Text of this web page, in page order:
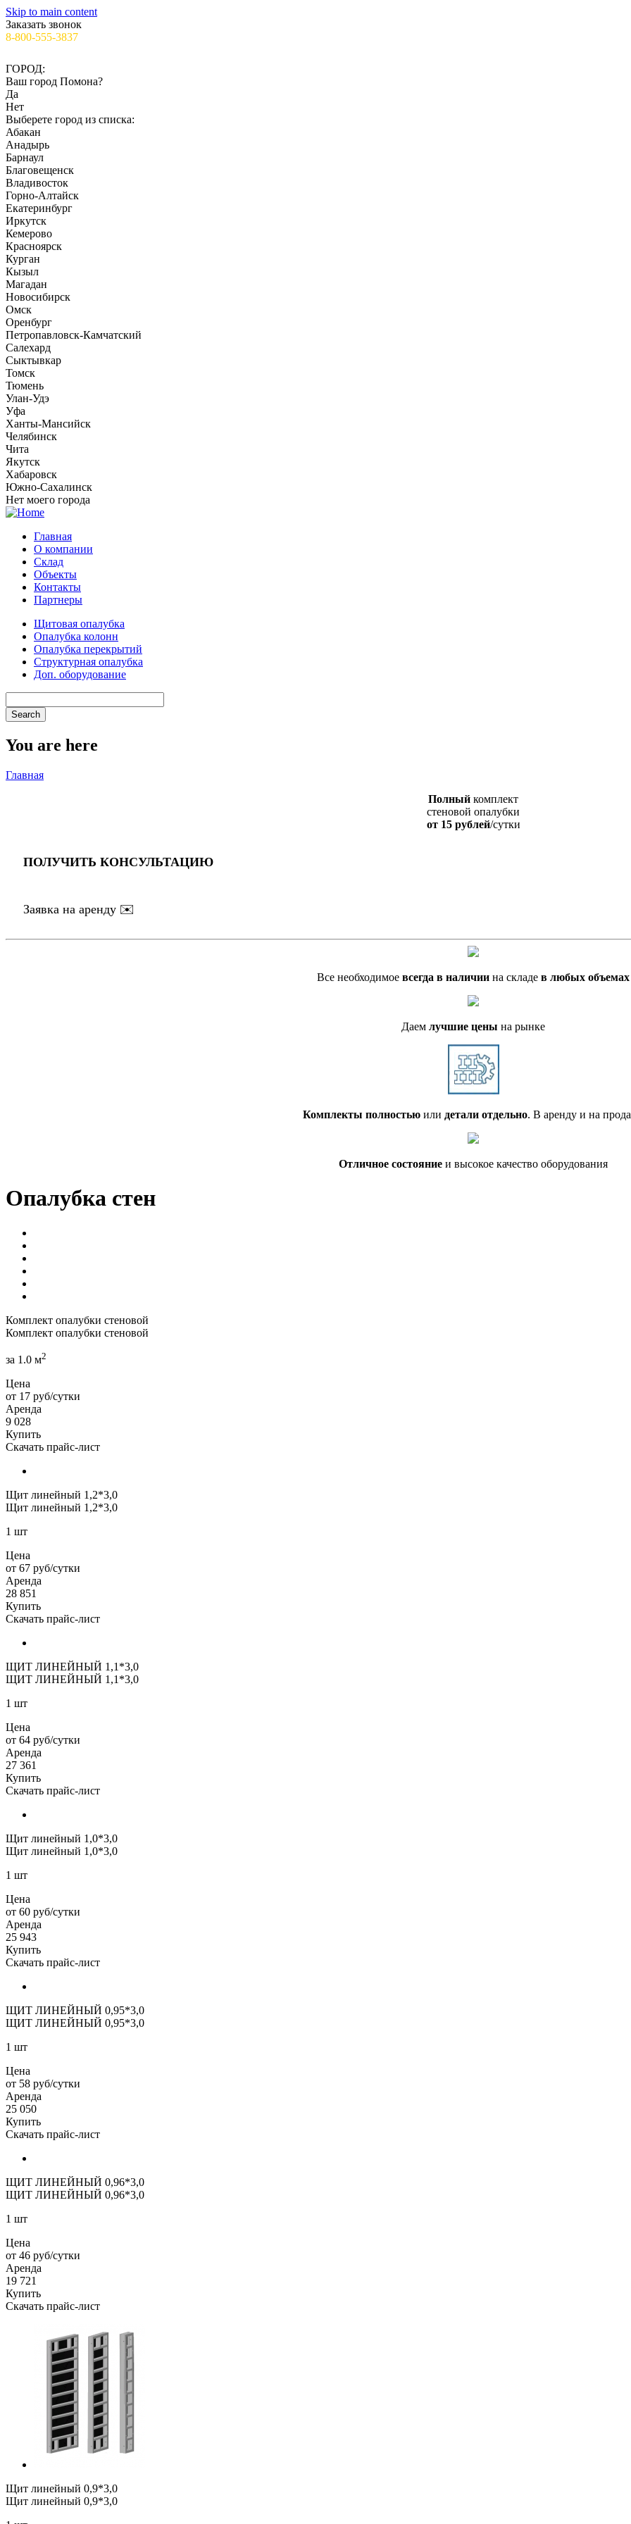
Skip to main content
Заказать звонок
8-800-555-3837
ГОРОД:
Ваш город Помона?
Да
Нет
Выберете город из списка:
Абакан
Анадырь
Барнаул
Благовещенск
Владивосток
Горно-Алтайск
Екатеринбург
Иркутск
Кемерово
Красноярск
Курган
Кызыл
Магадан
Новосибирск
Омск
Оренбург
Петропавловск-Камчатский
Салехард
Сыктывкар
Томск
Тюмень
Улан-Удэ
Уфа
Ханты-Мансийск
Челябинск
Чита
Якутск
Хабаровск
Южно-Сахалинск
Нет моего города
Главная
О компании
Склад
Объекты
Контакты
Партнеры
Щитовая опалубка
Опалубка колонн
Опалубка перекрытий
Структурная опалубка
Доп. оборудование
You are here
Главная
Полный комплект
стеновой опалубки
от 15 рублей/сутки
ПОЛУЧИТЬ КОНСУЛЬТАЦИЮ
Заявка на аренду ✉️
Все необходимое всегда в наличии на складе в любых объемах
Даем лучшие цены на рынке
Комплекты полностьюили детали отдельно. В аренду и на
Отличное состояние и высокое качество оборудования
Опалубка стен
Комплект опалубки стеновой
Комплект опалубки стеновой
за 1.0 м2
Цена
от 17 руб/сутки
Аренда
9 028
Купить
Скачать прайс-лист
Щит линейный 1,2*3,0
Щит линейный 1,2*3,0
1 шт
Цена
от 67 руб/сутки
Аренда
28 851
Купить
Скачать прайс-лист
ЩИТ ЛИНЕЙНЫЙ 1,1*3,0
ЩИТ ЛИНЕЙНЫЙ 1,1*3,0
1 шт
Цена
от 64 руб/сутки
Аренда
27 361
Купить
Скачать прайс-лист
Щит линейный 1,0*3,0
Щит линейный 1,0*3,0
1 шт
Цена
от 60 руб/сутки
Аренда
25 943
Купить
Скачать прайс-лист
ЩИТ ЛИНЕЙНЫЙ 0,95*3,0
ЩИТ ЛИНЕЙНЫЙ 0,95*3,0
1 шт
Цена
от 58 руб/сутки
Аренда
25 050
Купить
Скачать прайс-лист
ЩИТ ЛИНЕЙНЫЙ 0,96*3,0
ЩИТ ЛИНЕЙНЫЙ 0,96*3,0
1 шт
Цена
от 46 руб/сутки
Аренда
19 721
Купить
Скачать прайс-лист
Щит линейный 0,9*3,0
Щит линейный 0,9*3,0